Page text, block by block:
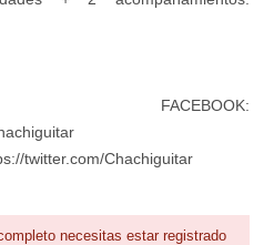
FACEBOOK:
twitter.com/Chachiguitar
necesitas estar registrado